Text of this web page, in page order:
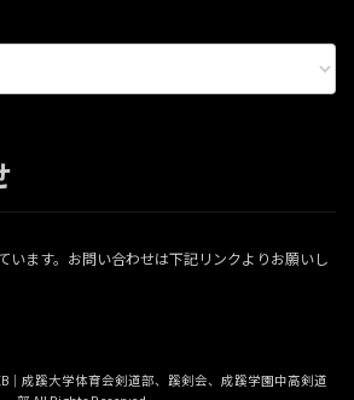
います。お問い合わせは下記リンクよりお願いし
｜成蹊大学体育会剣道部、蹊剣会、成蹊学園中高剣道